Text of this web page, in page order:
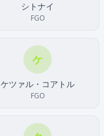
シトナイ
FGO
ケ
ケツァル・コアトル
FGO